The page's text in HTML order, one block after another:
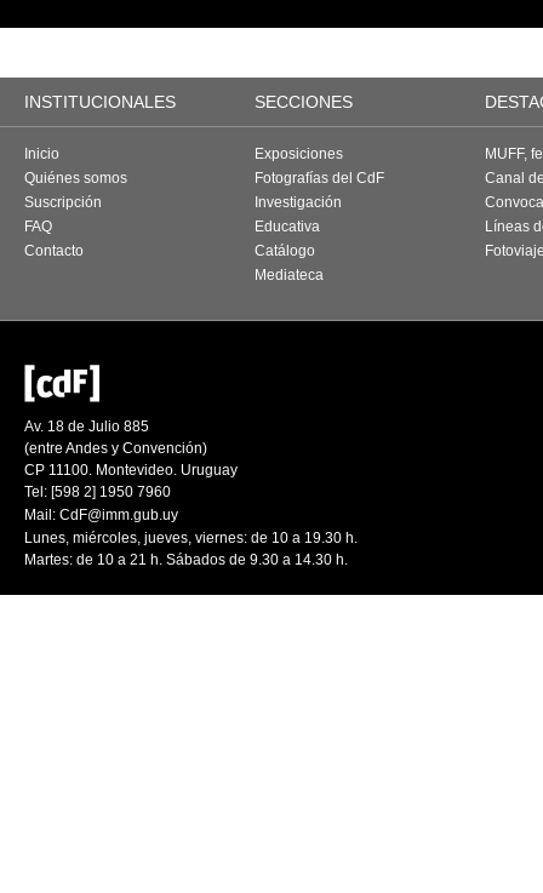
INSTITUCIONALES SECCIONES
Inicio
Quiénes somos
Suscripción
FAQ
Contacto
Exposiciones
Fotografías del CdF
Investigación
Educativa
Catálogo
Mediateca
MUFF,
Canal
Líneas
Av. 18 de Julio 885
(entre Andes y Convención)
CP 11100. Montevideo. Uruguay
Tel: [598 2] 1950 7960
Mail: CdF@imm.gub.uy
Lunes, miércoles, jueves, viernes: de 10 a 19.30 h.
Martes: de 10 a 21 h. Sábados de 9.30 a 14.30 h.